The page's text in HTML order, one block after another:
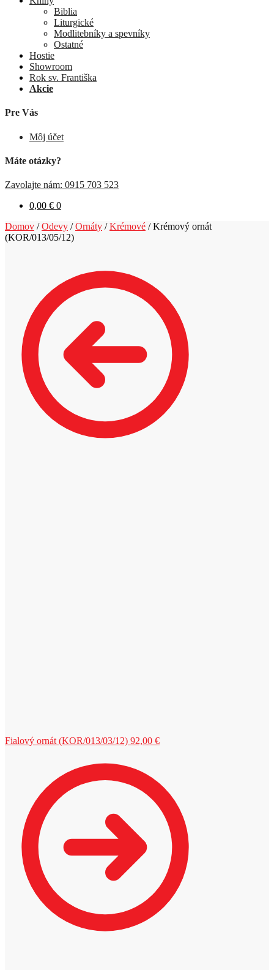
Biblia
Liturgické
Modlitebníky a spevníky
Ostatné
Hostie
Showroom
Rok sv. Františka
Akcie
Pre Vás
Môj účet
Máte otázky?
Zavolajte nám: 0915 703 523
0,00 € 0
Domov /Odevy /Ornáty /Krémové /Krémový ornát
(KOR/013/05/12)
Fialový ornát (KOR/013/03/12) 92,00 €